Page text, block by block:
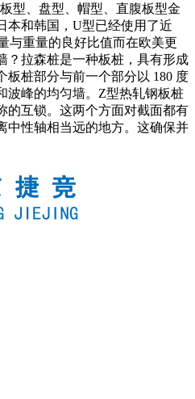
型、盘型、帽型、直腹板型金
本和韩国，U型已经使用了近
与重量的良好比值而在欧美更
？拉森桩是一种板桩，具有形成
板桩部分与前一个部分以 180 度
波峰的均匀墙。Z型热轧钢板桩
的互锁。这两个方面对截面都有
中性轴相当远的地方。这确保并